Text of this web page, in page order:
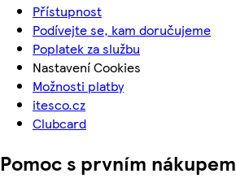
Přístupnost
Podívejte se, kam doručujeme
Poplatek za službu
Nastavení Cookies
Možnosti platby
itesco.cz
Clubcard
Pomoc s prvním nákupem